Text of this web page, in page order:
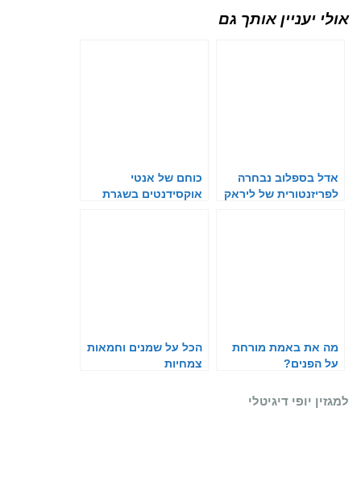
אולי יעניין אותך גם
אדל בספלוב נבחרה
לפריזנטורית של ליראק
כוחם של אנטי
אוקסידנטים בשגרת
מה את באמת מורחת
על הפנים?
הכל על שמנים וחמאות
צמחיות
למגזין יופי דיגיטלי